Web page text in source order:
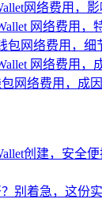
网络费用，
网络费用，
包网络费用，细
网络费用，
网络费用，成
创建，安全
别着急，这份